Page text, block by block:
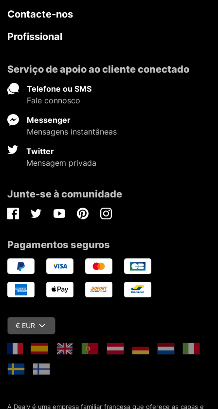
Contacte-nos
Profissional
Serviço de apoio ao cliente conectado
Telefone ou SMS
Fale connosco
Messenger
Mensagens instantâneas
Twitter
Mensagem privada
Junte-se à comunidade
FacebookTwitterYoutubePinterestInstagram
Pagamentos seguros
€ EUR
A Dealy é uma empresa familiar francesa que oferece as capas e